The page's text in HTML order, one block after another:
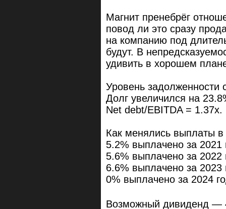
Магнит пренебрёг
повод ли это сразу
на компанию под
будут. В
удивить в хорошем
Уровень задолженности
Долг увеличился на
Net debt/EBITDA = 1.37x.
Как менялись выплаты
5.2% выплачено за 2021
5.6% выплачено за 2022
6.6% выплачено за 2023
0% выплачено за 2024
Возможный дивиденд —